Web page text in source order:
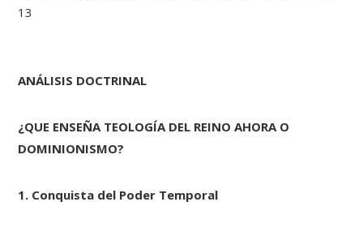
13
ANÁLISIS DOCTRINAL
¿QUE ENSEÑA TEOLOGÍA DEL REINO AHORA O
DOMINIONISMO?
1. Conquista del Poder Temporal